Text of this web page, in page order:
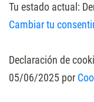
Tu estado actual:
Cambiar tu
Declaración de
05/06/2025 por